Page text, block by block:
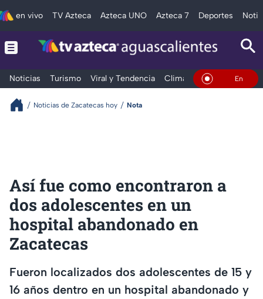
en vivo TV Azteca Azteca UNO Azteca 7 Deportes
Noticias Turismo Viral y Tendencia Clima Deportes En Vivo
Noticias de Zacatecas hoy Nota
Así fue como encontraron a
dos adolescentes en un
hospital abandonado en
Zacatecas
Fueron localizados dos adolescentes de 15 y
16 años dentro en un hospital abandonado y